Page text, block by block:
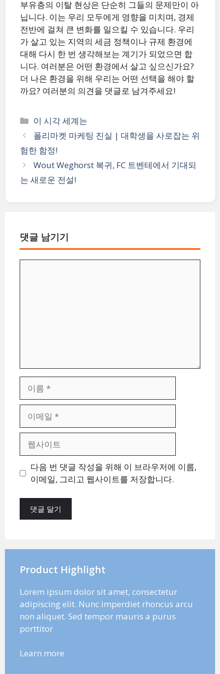
부유층의 이탈 현상은 단순히 그들의 문제만이 아
닙니다. 이는 우리 모두에게 영향을 미치며, 경제
전반에 걸쳐 큰 변화를 일으킬 수 있습니다. 우리
가 살고 있는 지역의 세금 정책이나 규제 환경에
대해 다시 한 번 생각해보는 계기가 되었으면 합
니다. 여러분은 어떤 환경에서 살고 싶으신가요?
더 나은 환경을 위해 우리는 어떤 선택을 해야 할
까요? 여러분의 의견을 댓글로 남겨주세요!
카
테
리
이 시각 세계는
폴리마켓 마케팅 진실 | 대학생을 사로잡는 위
험한 함정!
Wout Weghorst 복귀, FC 트벤테에서 기대되
는 새로운 전설!
댓글 남기기
일
트
다음 번 댓글 작성을 위해 이 브라우저에 이름,
이메일, 그리고 웹사이트를 저장합니다.
Product Highlight
Lorem ipsum dolor sit amet, consectetur
adipiscing elit. Nunc imperdiet rhoncus arcu
non aliquet. Sed tempor mauris a purus
porttitor
Learn more